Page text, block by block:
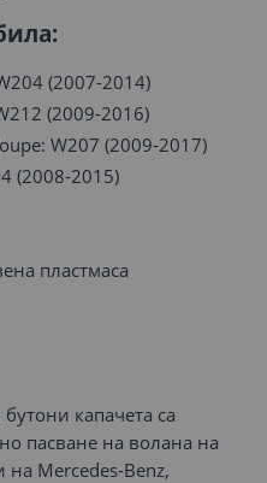
(2007-2014)
(2009-2016)
W207 (2009-2017)
(2008-2015)
пластмаса
бутони капачета са
пасване на волана на
на Mercedes-Benz,